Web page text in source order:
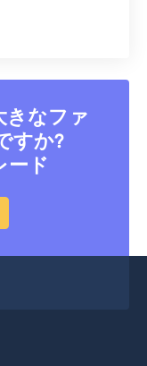
きなファ
すか?
ード